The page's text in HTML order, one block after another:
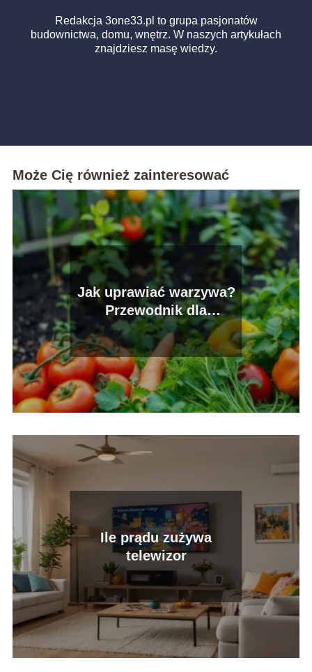
Redakcja 3one33.pl to grupa pasjonatów
budownictwa, domu, wnętrz. W naszych artykułach
znajdziesz masę wiedzy.
Może Cię również zainteresować
Jak uprawiać warzywa?
Przewodnik dla
początkujących
ogrodników
Ile prądu zużywa
telewizor